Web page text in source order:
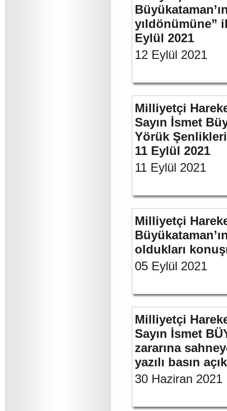
yıldönümüne”
Eylül 2021
12 Eylül 2021
Milliyetçi
Sayın İsmet
Yörük
11 Eylül 2021
11 Eylül 2021
Milliyetçi
oldukları
05 Eylül 2021
Milliyetçi
Sayın İsmet
zararına
yazılı basın
30 Haziran 2021